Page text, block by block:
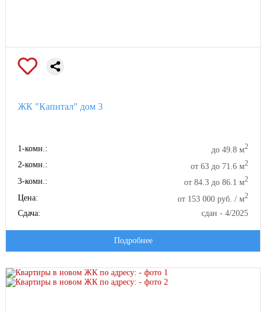
ЖК "Капитал" дом 3
1-комн.: до 49.8 м2
2-комн.: от 63 до 71.6 м2
3-комн.: от 84.3 до 86.1 м2
Цена: от 153 000 руб. / м2
Сдача: сдан - 4/2025
Подробнее